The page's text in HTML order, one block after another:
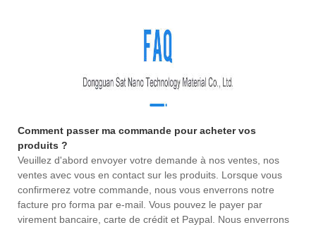
Comment passer ma commande pour acheter vos
produits ?
Veuillez d'abord envoyer votre demande à nos ventes, nos
ventes avec vous en contact sur les produits. Lorsque vous
confirmerez votre commande, nous vous enverrons notre
facture pro forma par e-mail. Vous pouvez le payer par
virement bancaire, carte de crédit et Paypal. Nous enverrons